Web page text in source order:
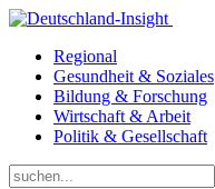
Regional
Gesundheit & Soziales
Bildung & Forschung
Wirtschaft & Arbeit
Politik & Gesellschaft